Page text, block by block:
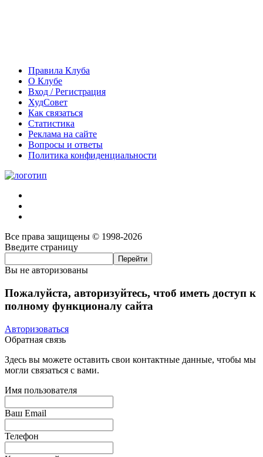
Правила Клуба
О Клубе
Вход / Регистрация
ХудСовет
Как связаться
Статистика
Реклама на сайте
Вопросы и ответы
Политика конфиденциальности
Все права защищены © 1998-2026
Введите страницу
Вы не авторизованы
Пожалуйста, авторизуйтесь, чтоб иметь доступ к
полному функционалу сайта
Авторизоваться
Обратная связь
Здесь вы можете оставить свои контактные данные, чтобы мы
могли связаться с вами.
Имя пользователя
Ваш Email
Телефон